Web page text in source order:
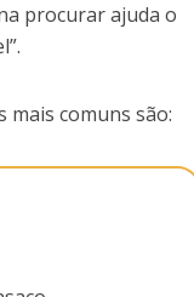
procurar ajuda o
mais comuns são: